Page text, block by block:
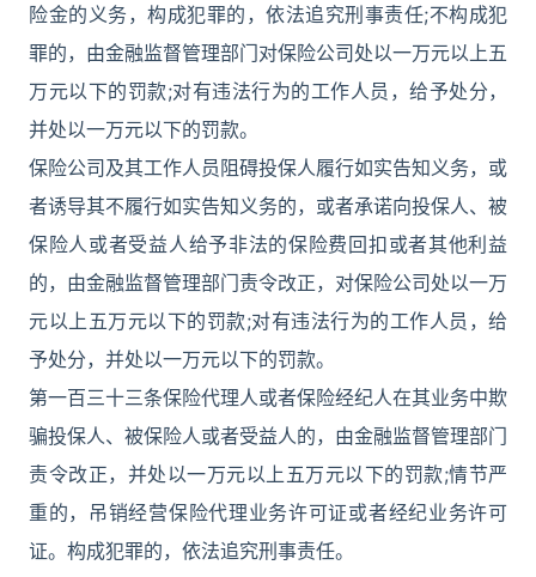
险金的义务，构成犯罪的，依法追究刑事责任;不构成犯
罪的，由金融监督管理部门对保险公司处以一万元以上五
万元以下的罚款;对有违法行为的工作人员，给予处分，
并处以一万元以下的罚款。
保险公司及其工作人员阻碍投保人履行如实告知义务，或
者诱导其不履行如实告知义务的，或者承诺向投保人、被
保险人或者受益人给予非法的保险费回扣或者其他利益
的，由金融监督管理部门责令改正，对保险公司处以一万
元以上五万元以下的罚款;对有违法行为的工作人员，给
予处分，并处以一万元以下的罚款。
第一百三十三条保险代理人或者保险经纪人在其业务中欺
骗投保人、被保险人或者受益人的，由金融监督管理部门
责令改正，并处以一万元以上五万元以下的罚款;情节严
重的，吊销经营保险代理业务许可证或者经纪业务许可
证。构成犯罪的，依法追究刑事责任。